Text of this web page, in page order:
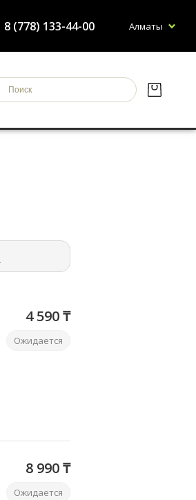
8 (778) 133-44-00 Алматы
4 590 ₸
Ожидается
8 990 ₸
Ожидается